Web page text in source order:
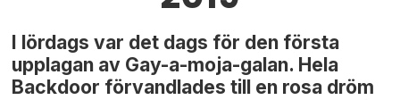
I lördags var det dags för den första
upplagan av Gay-a-moja-galan. Hela
Backdoor förvandlades till en rosa dröm